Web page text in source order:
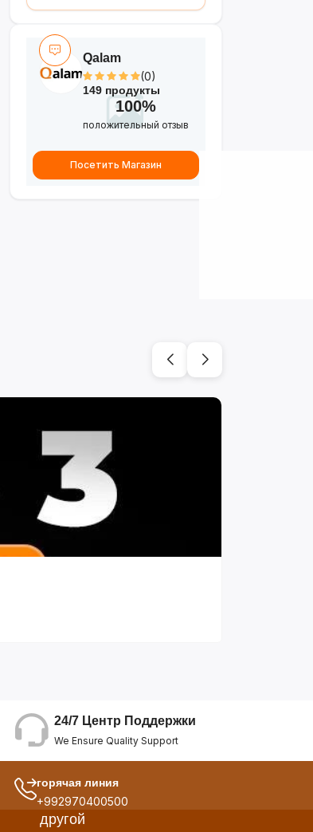
Qalam
(0)
149 продукты
100%
положительный отзыв
Посетить Магазин
24/7 Центр Поддержки
We Ensure Quality Support
горячая линия
+992970400500
другой